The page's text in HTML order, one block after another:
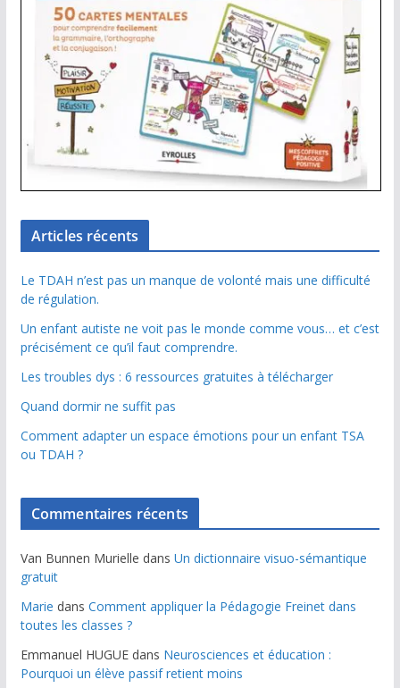
Articles récents
Le TDAH n’est pas un manque de volonté mais une difficulté
de régulation.
Un enfant autiste ne voit pas le monde comme vous… et c’est
précisément ce qu’il faut comprendre.
Les troubles dys : 6 ressources gratuites à télécharger
Quand dormir ne suffit pas
Comment adapter un espace émotions pour un enfant TSA
ou TDAH ?
Commentaires récents
Van Bunnen Murielle dans Un dictionnaire visuo-sémantique
gratuit
Marie dans Comment appliquer la Pédagogie Freinet dans
toutes les classes ?
Emmanuel HUGUEdans Neurosciences et éducation :
Pourquoi un élève passif retient moins